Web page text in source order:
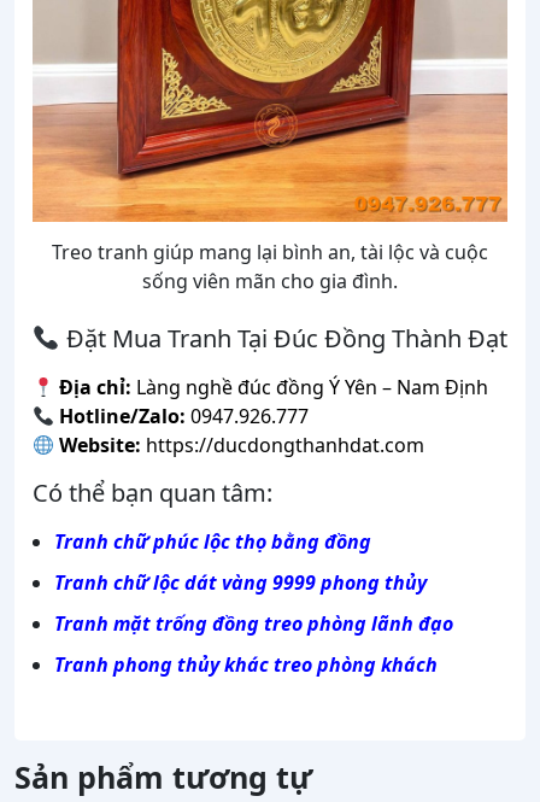
Treo tranh giúp mang lại bình an, tài lộc và cuộc
sống viên mãn cho gia đình.
Đặt Mua Tranh Tại Đúc Đồng Thành Đạt
Địa chỉ: Làng nghề đúc đồng Ý Yên – Nam Định
Hotline/Zalo: 0947.926.777
Website: https://ducdongthanhdat.com
Có thể bạn quan tâm:
Tranh chữ phúc lộc thọ bằng đồng
Tranh chữ lộc dát vàng 9999 phong thủy
Tranh mặt trống đồng treo phòng lãnh đạo
Tranh phong thủy khác treo phòng khách
Sản phẩm tương tự